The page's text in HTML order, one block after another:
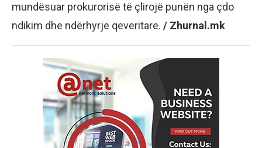
mundësuar prokurorisë të çlirojë punën nga çdo
ndikim dhe ndërhyrje qeveritare. / Zhurnal.mk